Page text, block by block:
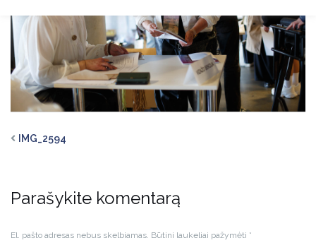
IMG_2594
Parašykite komentarą
El. pašto adresas nebus skelbiamas. Būtini laukeliai pažymėti *